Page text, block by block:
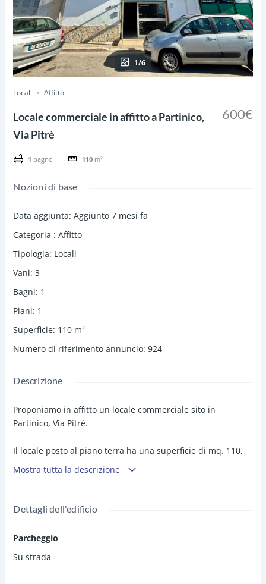
1/6
Locali Affitto
Locale commerciale in affitto a Partinico,
Via Pitrè
1 bagno 110 m²
600€
Nozioni di base
Data aggiunta: Aggiunto 7 mesi fa
Categoria : Affitto
Tipologia: Locali
Vani: 3
Bagni: 1
Piani: 1
Superficie: 110 m²
Numero di riferimento annuncio: 924
Descrizione
Proponiamo in affitto un locale commerciale sito in
Partinico, Via Pitrè.
Il locale posto al piano terra ha una superficie di mq. 110,
gode di un doppio affaccio con saracinesca carrabile sia da
Composto internamente da una zona espositiva
ad uso ufficio
collegamento interna al magazzino con w.c.
prospiciente su Via Luigi Capuana.
Mostra tutta la descrizione
Dettagli dell'edificio
Parcheggio
Su strada